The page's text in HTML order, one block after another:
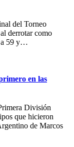
del Torneo
derrotar como
a 59 y…
en las
División
que hicieron
de Marcos